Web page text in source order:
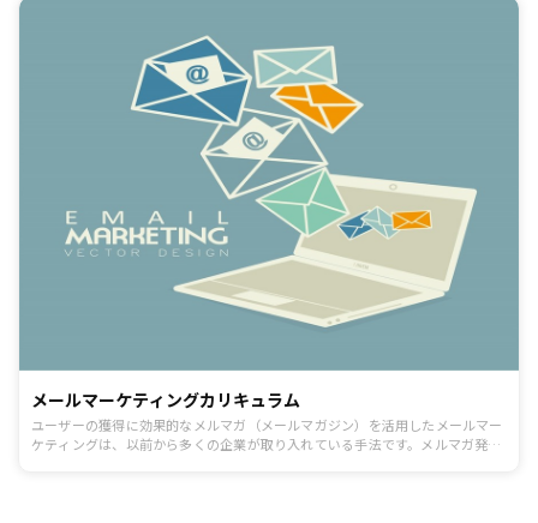
メールマーケティングカリキュラム
ユーザーの獲得に効果的なメルマガ（メールマガジン）を活用したメールマー
ケティングは、以前から多くの企業が取り入れている手法です。メルマガ発行